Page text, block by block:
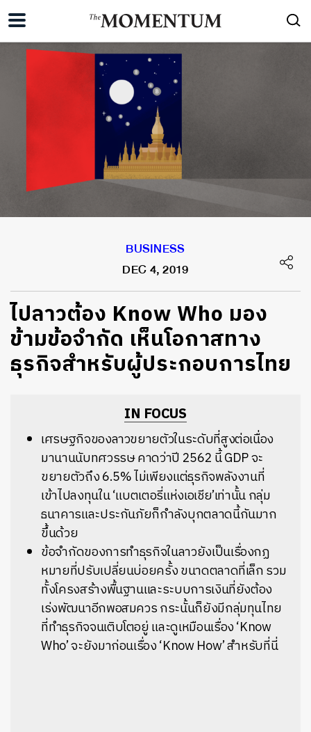
BUSINESS
DEC 4, 2019
ไปลาวต้อง Know Who มอง
ข้ามข้อจำกัด เห็นโอกาสทาง
ธุรกิจสำหรับผู้ประกอบการไทย
IN FOCUS
เศรษฐกิจของลาวขยายตัวในระดับที่สูงต่อเนื่อง
มานานนับทศวรรษ คาดว่าปี 2562 นี้ GDP จะ
ขยายตัวถึง 6.5% ไม่เพียงแต่ธุรกิจพลังงานที่
เข้าไปลงทุนใน ‘แบตเตอรี่แห่งเอเชีย’เท่านั้น กลุ่ม
ธนาคารและประกันภัยก็กำลังบุกตลาดนี้กันมาก
ขึ้นด้วย
ข้อจำกัดของการทำธุรกิจในลาวยังเป็นเรื่องกฏ
หมายที่ปรับเปลี่ยนบ่อยครั้ง ขนาดตลาดที่เล็ก รวม
ทั้งโครงสร้างพื้นฐานและระบบการเงินที่ยังต้อง
เร่งพัฒนาอีกพอสมควร กระนั้นก็ยังมีกลุ่มทุนไทย
ที่ทำธุรกิจจนเติบโตอยู่ และดูเหมือนเรื่อง ‘Know
Who’ จะยังมาก่อนเรื่อง ‘Know How’ สำหรับที่นี่